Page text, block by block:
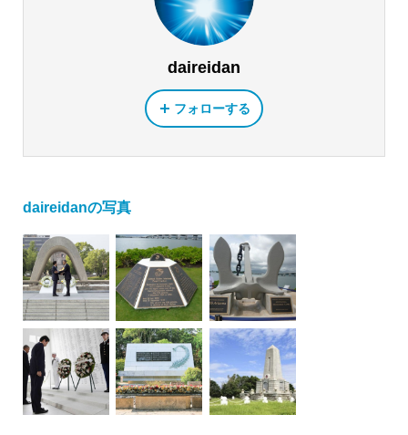
daireidan
フォローする
daireidanの写真